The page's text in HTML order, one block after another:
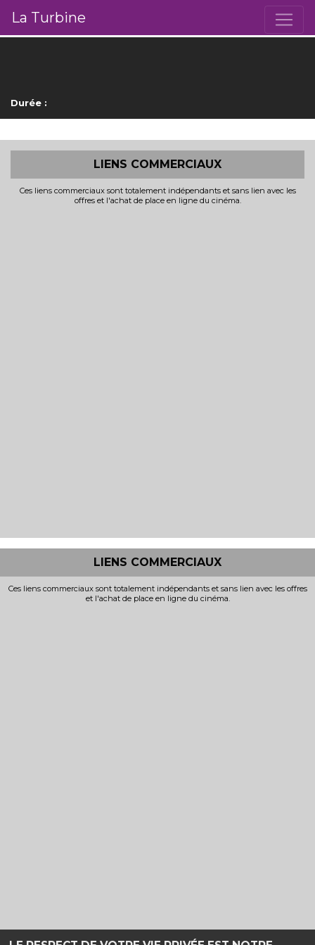
La Turbine
Durée :
LIENS COMMERCIAUX
Ces liens commerciaux sont totalement indépendants et sans lien avec les
offres et l'achat de place en ligne du cinéma.
LIENS COMMERCIAUX
Ces liens commerciaux sont totalement indépendants et sans lien avec les offres
et l'achat de place en ligne du cinéma.